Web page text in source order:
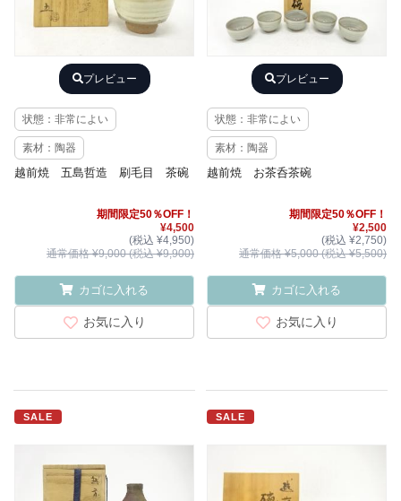
プレビュー
状態：非常によい
素材：陶器
越前焼 五島哲造 刷毛目 茶碗
期間限定50％OFF！
¥4,500
(税込 ¥4,950)
通常価格 ¥9,000 (税込 ¥9,900)
カゴに入れる
お気に入り
プレビュー
状態：非常によい
素材：陶器
越前焼 お茶呑茶碗
期間限定50％OFF！
¥2,500
(税込 ¥2,750)
通常価格 ¥5,000 (税込 ¥5,500)
カゴに入れる
お気に入り
SALE SALE